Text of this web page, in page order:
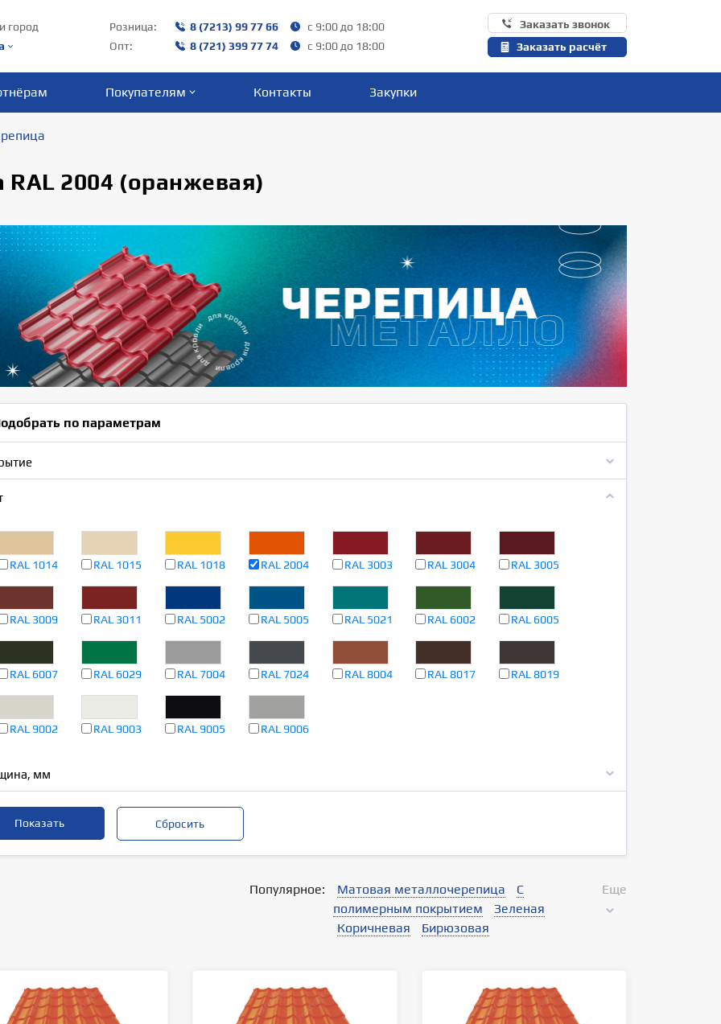
город
Розница: 8 (7213) 99 77 66
с 9:00 до 18:00
Опт:
8 (721) 399 77 74 с 9:00 до 18:00
Заказать звонок
Заказать расчёт
Покупателям Контакты Закупки
2004 (оранжевая)
по параметрам
RAL 1014 RAL 1015 RAL 1018 RAL 2004 RAL 3003 RAL 3004 RAL 3005
RAL 3009 RAL 3011 RAL 5002 RAL 5005 RAL 5021 RAL 6002 RAL 6005
RAL 6007 RAL 6029 RAL 7004 RAL 7024 RAL 8004 RAL 8017 RAL 8019
RAL 9002 RAL 9003 RAL 9005 RAL 9006
мм
Популярное: Матовая металлочерепица
С
полимерным покрытием
Зеленая
Коричневая
Бирюзовая
Еще